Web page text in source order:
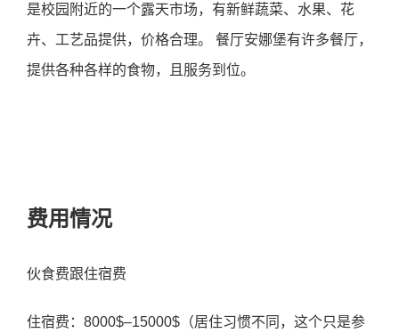
是校园附近的一个露天市场，有新鲜蔬菜、水果、花
卉、工艺品提供，价格合理。 餐厅安娜堡有许多餐厅，
提供各种各样的食物，且服务到位。
费用情况
伙食费跟住宿费
住宿费：8000$–15000$（居住习惯不同，这个只是参